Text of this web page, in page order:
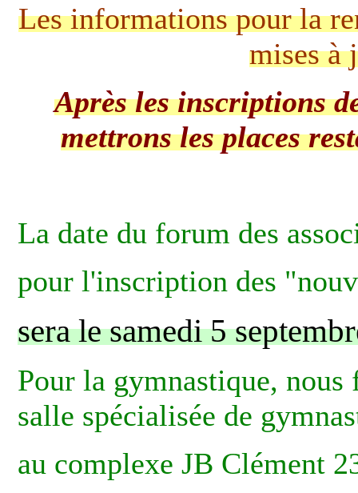
Les informations pour la
mises à
Après les inscriptions
mettrons les places
La date du forum des
pour l'inscription des
sera le samedi 5
Pour la gymnastique,
salle spécialisée de
au complexe JB Clément